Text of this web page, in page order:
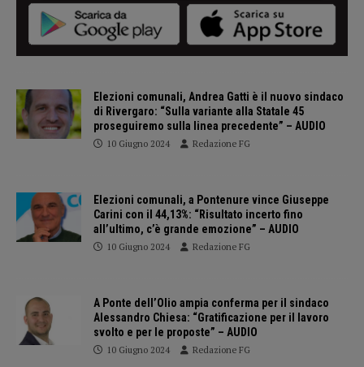
Elezioni comunali, Andrea Gatti è il nuovo sindaco
di Rivergaro: “Sulla variante alla Statale 45
proseguiremo sulla linea precedente” – AUDIO
10 Giugno 2024 Redazione FG
Elezioni comunali, a Pontenure vince Giuseppe
Carini con il 44,13%: “Risultato incerto fino
all’ultimo, c’è grande emozione” – AUDIO
10 Giugno 2024 Redazione FG
A Ponte dell’Olio ampia conferma per il sindaco
Alessandro Chiesa: “Gratificazione per il lavoro
svolto e per le proposte” – AUDIO
10 Giugno 2024 Redazione FG